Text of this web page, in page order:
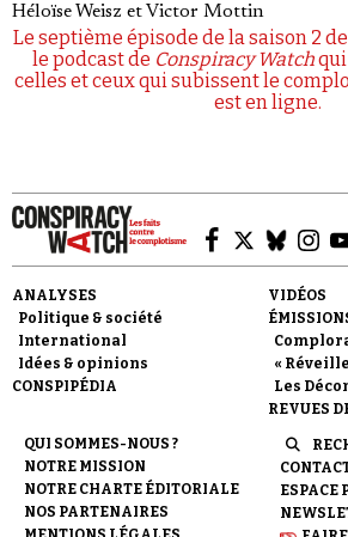
Héloïse Weisz et Victor Mottin
Le septième épisode de la saison 2
le podcast de Conspiracy Watchqui
celles et ceux qui subissent le
est en ligne.
ANALYSES
Politique & société
International
Idées & opinions
CONSPIPÉDIA
VIDÉOS
«
Les
REVUES
QUI SOMMES-NOUS ?
NOTRE MISSION
NOTRE CHARTE ÉDITORIALE
NOS PARTENAIRES
ESPACE